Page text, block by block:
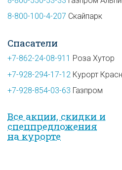
8-800-100-4-207 Скайпарк
Спасатели
+7-862-24-08-911 Роза Хутор
+7-928-294-17-12 Курорт
+7-928-854-03-63 Газпром
Все акции, скидки и
спец­предложе­ния
на курорте